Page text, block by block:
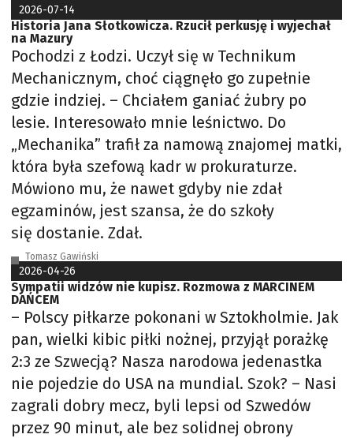
2026-07-14
Historia Jana Słotkowicza. Rzucił perkusję i wyjechał
na Mazury
Pochodzi z Łodzi. Uczył się w Technikum
Mechanicznym, choć ciągnęło go zupełnie
gdzie indziej. – Chciałem ganiać żubry po
lesie. Interesowało mnie leśnictwo. Do
„Mechanika” trafił za namową znajomej matki,
która była szefową kadr w prokuraturze.
Mówiono mu, że nawet gdyby nie zdał
egzaminów, jest szansa, że do szkoły
się dostanie. Zdał.
Tomasz Gawiński
2026-04-26
Sympatii widzów nie kupisz. Rozmowa z MARCINEM
DAŃCEM
– Polscy piłkarze pokonani w Sztokholmie. Jak
pan, wielki kibic piłki nożnej, przyjął porażkę
2:3 ze Szwecją? Nasza narodowa jedenastka
nie pojedzie do USA na mundial. Szok? – Nasi
zagrali dobry mecz, byli lepsi od Szwedów
przez 90 minut, ale bez solidnej obrony